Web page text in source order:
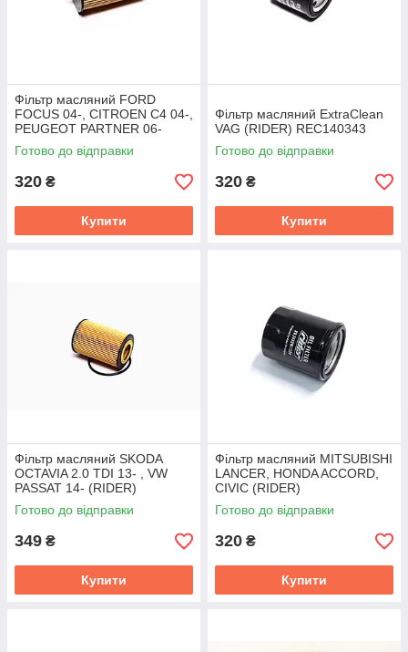
Фільтр масляний FORD
FOCUS 04-, CITROEN C4 04-,
PEUGEOT PARTNER 06-
(RIDER) RD.1430WL7305
Готово до відправки
320 ₴
Купити
Фільтр масляний ExtraClean
VAG (RIDER) REC140343
Готово до відправки
320 ₴
Купити
Фільтр масляний SKODA
OCTAVIA 2.0 TDI 13- , VW
PASSAT 14- (RIDER)
RD.1430WL7514
Готово до відправки
349 ₴
Купити
Фільтр масляний MITSUBISHI
LANCER, HONDA ACCORD,
CIVIC (RIDER)
RD.1430WL7134
Готово до відправки
320 ₴
Купити